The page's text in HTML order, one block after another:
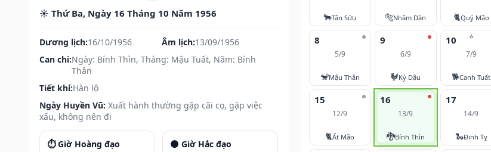
☀️ Thứ Ba, Ngày 16 Tháng 10 Năm 1956
Dương lịch:16/10/1956 Âm lịch:13/09/1956
Can chi:Ngày: Bính Thìn, Tháng: Mậu Tuất, Năm: Bính
Thân
Tiết khí:Hàn lộ
Ngày Huyền Vũ: Xuất hành thường gặp cãi cọ, gặp việc
xấu, không nên đi
⏱️ Giờ Hoàng đạo 🌑 Giờ Hắc đạo
🐂Tân Sửu 🐅Nhâm Dần 🐈Quý Mão
8
5/9
🐒Mậu Thân
9
6/9
🐓Kỷ Dậu
⭐
10
7/9
🐕Canh Tuất
15
12/9
🐈Ất Mão
16
13/9
🐉Bính Thìn
17
14/9
🐍Đinh Tỵ